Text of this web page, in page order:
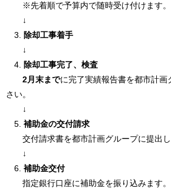
※先着順で予算内で随時受け付けます。
↓
3.
除却工事着手
↓
4.
除却工事完了、検査
2月末までに完了実績報告書を都市計
さい。
↓
5. 補助金の交付請求
交付請求書を都市計画グループに提出し
↓
6. 補助金交付
指定銀行口座に補助金を振り込みます。